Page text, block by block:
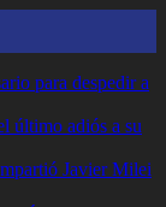
para despedir a
último adiós a su
Javier Milei